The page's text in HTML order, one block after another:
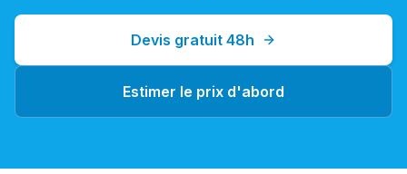
Devis gratuit 48h
Estimer le prix d'abord